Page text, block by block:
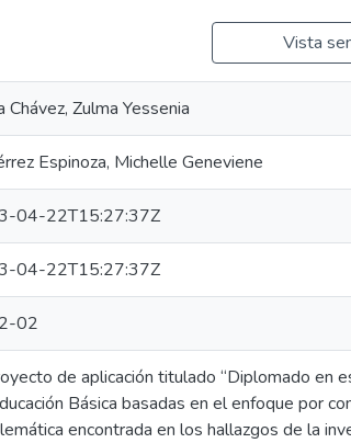
Vista
Chávez, Zulma Yessenia
Espinoza, Michelle Geneviene
04-22T15:27:37Z
04-22T15:27:37Z
02
de aplicación titulado “Diplomado en
Básica basadas en el enfoque por
encontrada en los hallazgos de la